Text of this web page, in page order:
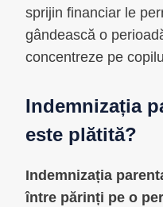
sprijin financiar le
gândească o
concentreze pe
Indemnizația
este plătită?
Indemnizația
între părinți pe o